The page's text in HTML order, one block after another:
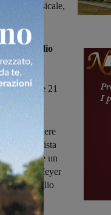
musicale,
il
Palio
celesti
che
alle 21
per sostenere
tassista
invece un
Meyer
1° luglio